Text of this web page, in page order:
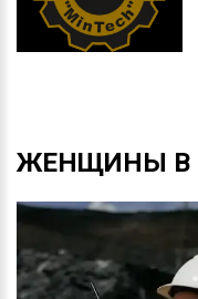
ЖЕНЩИНЫ В